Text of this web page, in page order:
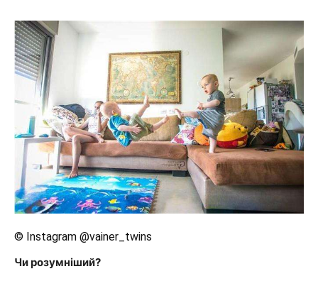
© Instagram @vainer_twins
Чи розумніший?